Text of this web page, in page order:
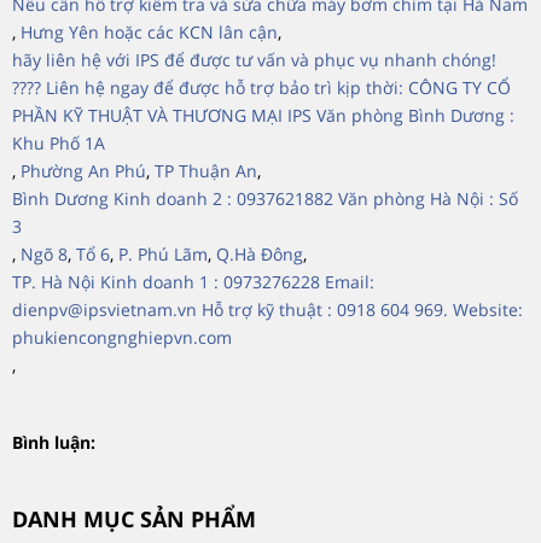
Nếu cần hỗ trợ kiểm tra và sửa chữa máy bơm chìm tại Hà Nam
, Hưng Yên hoặc các KCN lân cận,
hãy liên hệ với IPS để được tư vấn và phục vụ nhanh chóng!
???? Liên hệ ngay để được hỗ trợ bảo trì kịp thời: CÔNG TY CỔ
PHẦN KỸ THUẬT VÀ THƯƠNG MẠI IPS Văn phòng Bình Dương :
Khu Phố 1A
, Phường An Phú, TP Thuận An,
Bình Dương Kinh doanh 2 : 0937621882 Văn phòng Hà Nội : Số
3
, Ngõ 8, Tổ 6, P. Phú Lãm, Q.Hà Đông,
TP. Hà Nội Kinh doanh 1 : 0973276228 Email:
dienpv@ipsvietnam.vn Hỗ trợ kỹ thuật : 0918 604 969. Website:
phukiencongnghiepvn.com
,
Bình luận:
DANH MỤC SẢN PHẨM